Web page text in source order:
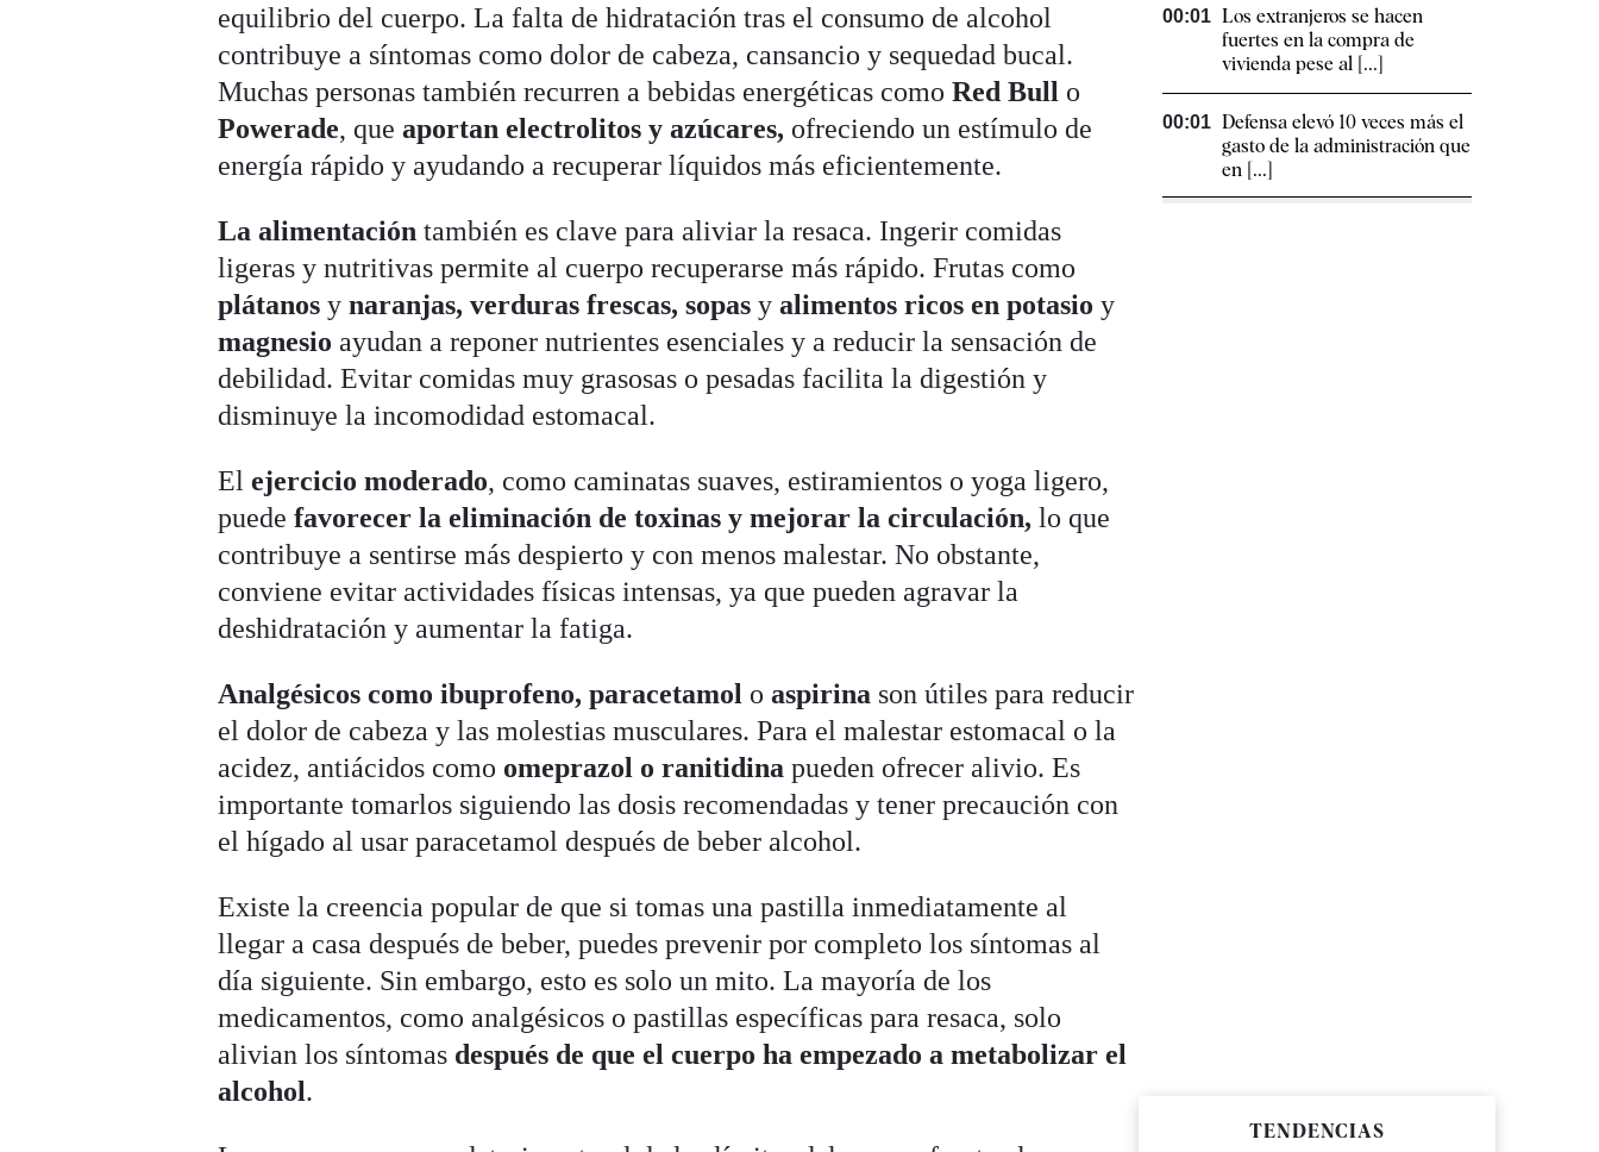
equilibrio del cuerpo. La falta de hidratación tras el consumo de alcohol
contribuye a síntomas como dolor de cabeza, cansancio y sequedad bucal.
Muchas personas también recurren a bebidas energéticas comoRed Bull o
Powerade, queaportan electrolitos y azúcares, ofreciendo un estímulo de
energía rápido y ayudando a recuperar líquidos más eficientemente.
La alimentacióntambién es clave para aliviar la resaca. Ingerir comidas
ligeras y nutritivas permite al cuerpo recuperarse más rápido. Frutas como
plátanosynaranjas, verduras frescas, sopas yalimentos ricos en potasioy
magnesio ayudan a reponer nutrientes esenciales y a reducir la sensación de
debilidad. Evitar comidas muy grasosas o pesadas facilita la digestión y
disminuye la incomodidad estomacal.
Elejercicio moderado, como caminatas suaves, estiramientos o yoga ligero,
puedefavorecer la eliminación de toxinas y mejorar la circulación, lo que
contribuye a sentirse más despierto y con menos malestar. No obstante,
conviene evitar actividades físicas intensas, ya que pueden agravar la
deshidratación y aumentar la fatiga.
Analgésicos como ibuprofeno, paracetamol oaspirina son útiles para reducir
el dolor de cabeza y las molestias musculares. Para el malestar estomacal o la
acidez, antiácidos como omeprazol o ranitidina pueden ofrecer alivio. Es
importante tomarlos siguiendo las dosis recomendadas y tener precaución con
el hígado al usar paracetamol después de beber alcohol.
Existe la creencia popular de que si tomas una pastilla inmediatamente al
llegar a casa después de beber, puedes prevenir por completo los síntomas al
día siguiente. Sin embargo, esto es solo un mito. La mayoría de los
medicamentos, como analgésicos o pastillas específicas para resaca, solo
alivian los síntomas después de que el cuerpo ha empezado a metabolizar el
alcohol.
00:01 Los extranjeros se hacen
fuertes en la compra de
vivienda pese al [...]
00:01 Defensa elevó 10 veces más el
gasto de la administración que
en [...]
TENDENCIAS